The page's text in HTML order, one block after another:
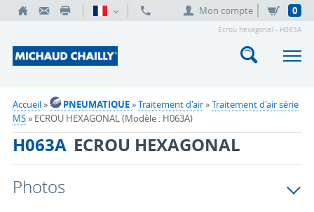
Mon compte 0
Ecrou hexagonal - H063A
Accueil» PNEUMATIQUE»Traitement d'air»Traitement d'air série
MS» ECROU HEXAGONAL (Modèle : H063A)
H063A ECROU HEXAGONAL
Photos